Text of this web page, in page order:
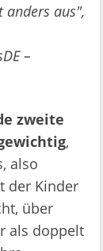
aus",
–
zweite
,
also
der Kinder
über
als doppelt